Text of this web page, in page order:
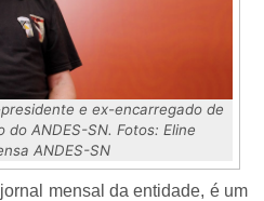
e ex-encarregado de
do ANDES-SN. Fotos: Eline
ANDES-SN
mensal da entidade, é um